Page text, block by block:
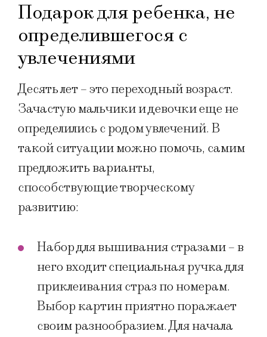
Подарок для ребенка, не
определившегося с
увлечениями
Десять лет – это переходный возраст.
Зачастую мальчики и девочки еще не
определились с родом увлечений. В
такой ситуации можно помочь, самим
предложить варианты,
способствующие творческому
развитию:
Набор для вышивания стразами – в
него входит специальная ручка для
приклеивания страз по номерам.
Выбор картин приятно поражает
своим разнообразием. Для начала